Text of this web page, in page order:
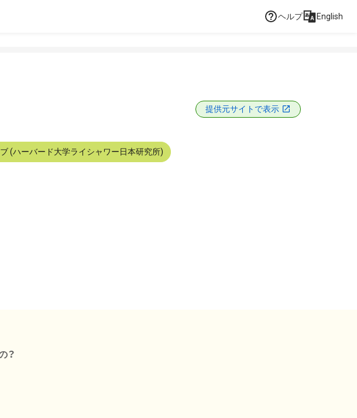
ヘルプ English
提供元サイトで表示
(ハーバード大学ライシャワー日本研究所)
？